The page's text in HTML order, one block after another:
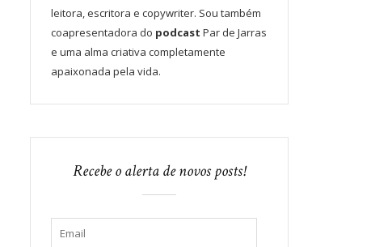
leitora, escritora e copywriter. Sou também
coapresentadora do podcast Par de Jarras
e uma alma criativa completamente
apaixonada pela vida.
Recebe o alerta de novos posts!